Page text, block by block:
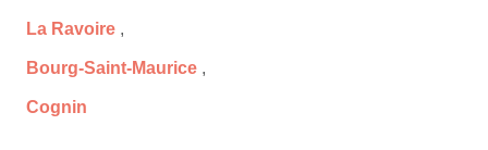
La Ravoire ,
Bourg-Saint-Maurice ,
Cognin